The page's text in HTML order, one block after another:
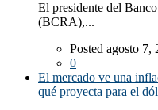
El presidente del
(BCRA),...
Posted agosto 7,
0
El mercado ve una
qué proyecta para el